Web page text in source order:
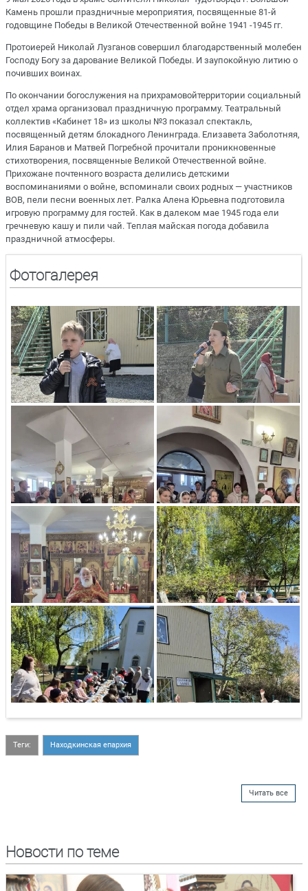
Камень прошли праздничные мероприятия, посвященные 81-й
годовщине Победы в Великой Отечественной войне 1941 -1945 гг.
Протоиерей Николай Лузганов совершил благодарственный молебен
Господу Богу за дарование Великой Победы. И заупокойную литию о
почивших воинах.
По окончании богослужения на прихрамовойтерритории социальный
отдел храма организовал праздничную программу. Театральный
коллектив «Кабинет 18» из школы №3 показал спектакль,
посвященный детям блокадного Ленинграда. Елизавета Заболотняя,
Илия Баранов и Матвей Погребной прочитали проникновенные
стихотворения, посвященные Великой Отечественной войне.
Прихожане почтенного возраста делились детскими
воспоминаниями о войне, вспоминали своих родных — участников
ВОВ, пели песни военных лет. Ралка Алена Юрьевна подготовила
игровую программу для гостей. Как в далеком мае 1945 года ели
гречневую кашу и пили чай. Теплая майская погода добавила
праздничной атмосферы.
Фотогалерея
Теги: Находкинская епархия
Читать все
Новости по теме